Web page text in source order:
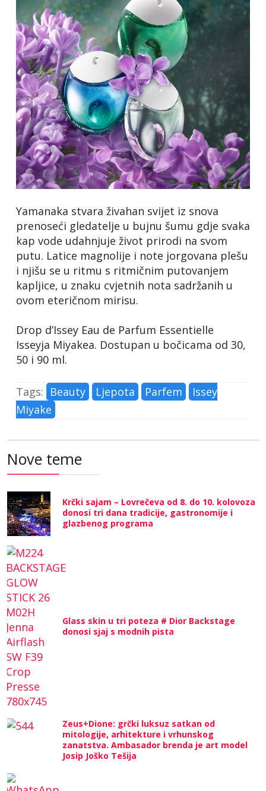
Yamanaka stvara živahan svijet iz snova
prenoseći gledatelje u bujnu šumu gdje svaka
kap vode udahnjuje život prirodi na svom
putu. Latice magnolije i note jorgovana plešu
i njišu se u ritmu s ritmičnim putovanjem
kapljice, u znaku cvjetnih nota sadržanih u
ovom eteričnom mirisu.
Drop d’Issey Eau de Parfum Essentielle
Isseyja Miyakea. Dostupan u bočicama od 30,
50 i 90 ml.
Tags: Beauty Ljepota Parfem
Issey
Miyake
Nove teme
Krčki sajam – Lovrečeva od 8. do 10. kolovoza
donosi tri dana tradicije, gastronomije i
glazbenog programa
Glass skin u tri poteza # Dior Backstage
donosi sjaj s modnih pista
Zeus+Dione: grčki luksuz satkan od
mitologije, arhitekture i vrhunskog
zanatstva. Ambasador brenda je art model
Josip Joško Tešija